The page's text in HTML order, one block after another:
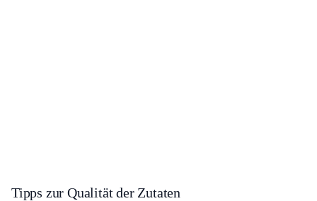
Tipps zur Qualität der Zutaten